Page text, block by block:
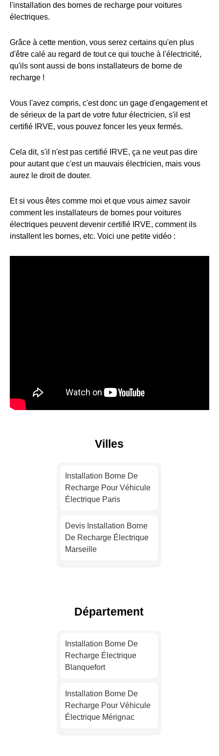
l'installation des bornes de recharge pour voitures
électriques.
Grâce à cette mention, vous serez certains qu'en plus
d'être calé au regard de tout ce qui touche à l'électricité,
qu'ils sont aussi de bons installateurs de borne de
recharge !
Vous l'avez compris, c'est donc un gage d'engagement et
de sérieux de la part de votre futur électricien, s'il est
certifié IRVE, vous pouvez foncer les yeux fermés.
Cela dit, s'il n'est pas certifié IRVE, ça ne veut pas dire
pour autant que c'est un mauvais électricien, mais vous
aurez le droit de douter.
Et si vous êtes comme moi et que vous aimez savoir
comment les installateurs de bornes pour voitures
électriques peuvent devenir certifié IRVE, comment ils
installent les bornes, etc. Voici une petite vidéo :
Villes
Installation Borne De
Recharge Pour Véhicule
Électrique Paris
Devis Installation Borne
De Recharge Électrique
Marseille
Toulouse
Nice
Département
Installation Borne De
Recharge Électrique
Blanquefort
Installation Borne De
Recharge Pour Véhicule
Électrique Mérignac